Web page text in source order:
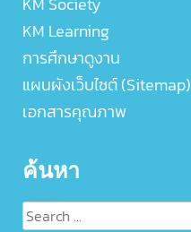
KM Learning
การศึกษาดูงาน
แผนผังเว็บไซต์ (Sitemap)
เอกสารคุณภาพ
ค้นหา
Search